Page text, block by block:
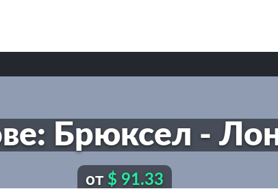
Брюксел -
от $ 91.33